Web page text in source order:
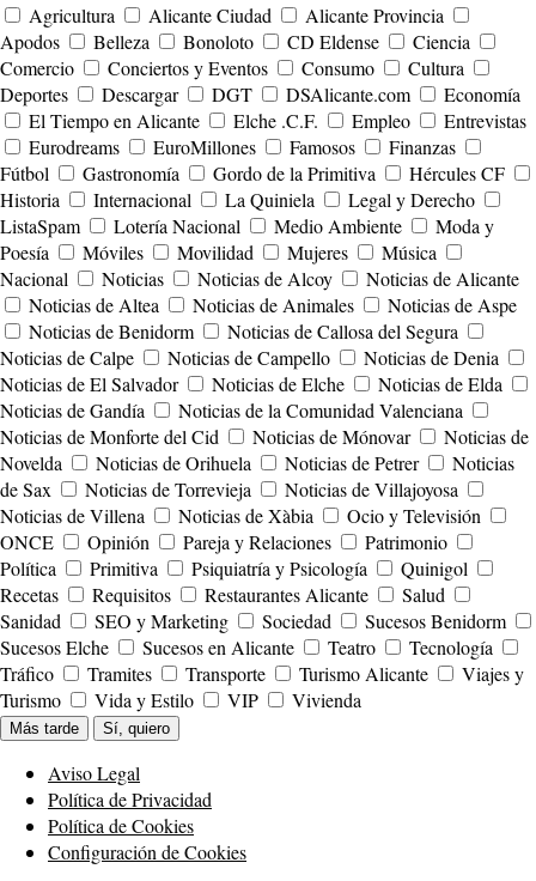
Agricultura
Alicante Ciudad
Alicante Provincia
Apodos
Belleza Bonoloto CD Eldense
Ciencia
Comercio
Conciertos y Eventos Consumo
Cultura
Deportes
Descargar DGT DSAlicante.com
Economía
El Tiempo en Alicante
Elche .C.F. Empleo
Entrevistas
Eurodreams
EuroMillones Famosos
Finanzas
Fútbol
Gastronomía Gordo de la Primitiva
Hércules CF
Historia
Internacional La Quiniela
Legal y Derecho
ListaSpam
Lotería Nacional Medio Ambiente
Moda y
Poesía
Móviles Movilidad Mujeres
Música
Nacional
Noticias Noticias de Alcoy
Noticias de Alicante
Noticias de Altea
Noticias de Animales
Noticias de Aspe
Noticias de Benidorm
Noticias de Callosa del Segura
Noticias de Calpe
Noticias de Campello
Noticias de Denia
Noticias de El Salvador
Noticias de Elche
Noticias de Elda
Noticias de Gandía
Noticias de la Comunidad Valenciana
Noticias de Monforte del Cid
Noticias de Mónovar
Noticias de
Novelda
Noticias de Orihuela Noticias de Petrer
Noticias
de Sax
Noticias de Torrevieja
Noticias de Villajoyosa
Noticias de Villena
Noticias de Xàbia
Ocio y Televisión
ONCE
Opinión Pareja y Relaciones
Patrimonio
Política
Primitiva Psiquiatría y Psicología
Quinigol
Recetas
Requisitos Restaurantes Alicante
Salud
Sanidad
SEO y Marketing Sociedad
Sucesos Benidorm
Sucesos Elche
Sucesos en Alicante Teatro
Tecnología
Tráfico
Tramites Transporte Turismo Alicante
Viajes y
Turismo
Vida y Estilo VIP Vivienda
Más tarde Sí, quiero
Aviso Legal
Política de Privacidad
Política de Cookies
Configuración de Cookies